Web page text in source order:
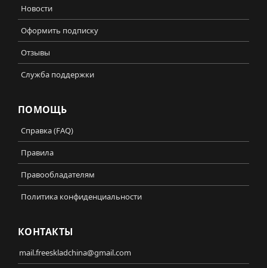
Новости
Оформить подписку
Отзывы
Служба поддержки
ПОМОЩЬ
Справка (FAQ)
Правила
Правообладателям
Политика конфиденциальности
КОНТАКТЫ
mail.freeskladchina@gmail.com